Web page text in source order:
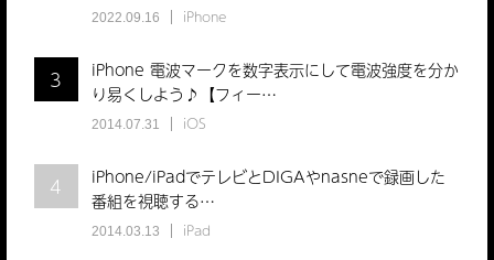
2022.09.16 iPhone
3
iPhone 電波マークを数字表示にして電波強度を分か
り易くしよう♪【フィー…
2014.07.31 iOS
4
iPhone/iPadでテレビとDIGAやnasneで録画した
番組を視聴する…
2014.03.13 iPad